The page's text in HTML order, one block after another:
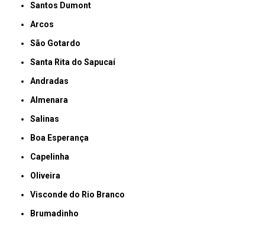
Santos Dumont
Arcos
São Gotardo
Santa Rita do Sapucaí
Andradas
Almenara
Salinas
Boa Esperança
Capelinha
Oliveira
Visconde do Rio Branco
Brumadinho